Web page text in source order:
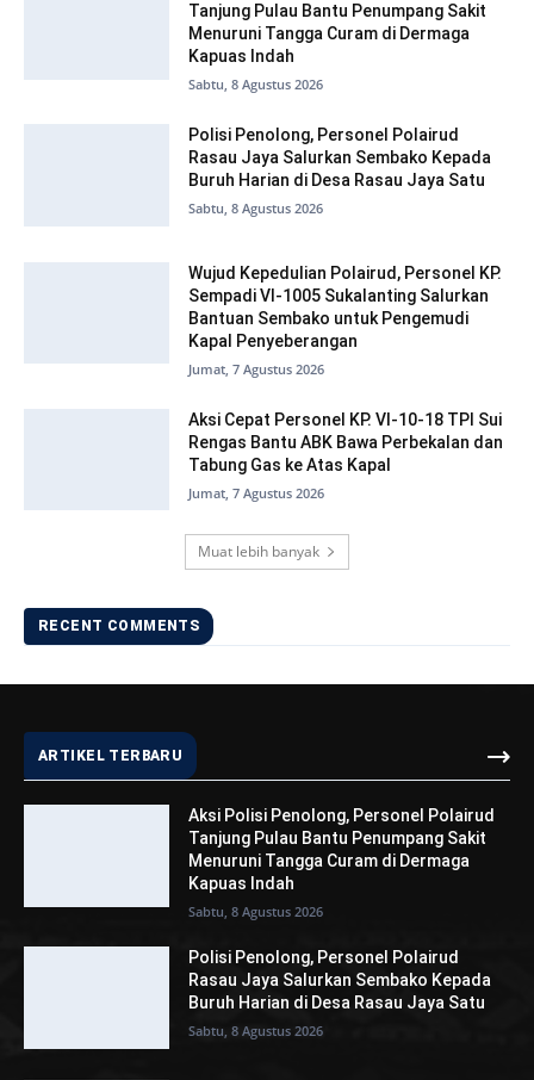
Tanjung Pulau Bantu Penumpang Sakit
Menuruni Tangga Curam di Dermaga
Kapuas Indah
Sabtu, 8 Agustus 2026
Polisi Penolong, Personel Polairud
Rasau Jaya Salurkan Sembako Kepada
Buruh Harian di Desa Rasau Jaya Satu
Sabtu, 8 Agustus 2026
Wujud Kepedulian Polairud, Personel KP.
Sempadi VI-1005 Sukalanting Salurkan
Bantuan Sembako untuk Pengemudi
Kapal Penyeberangan
Jumat, 7 Agustus 2026
Aksi Cepat Personel KP. VI-10-18 TPI Sui
Rengas Bantu ABK Bawa Perbekalan dan
Tabung Gas ke Atas Kapal
Jumat, 7 Agustus 2026
Muat lebih banyak
RECENT COMMENTS
ARTIKEL TERBARU
Aksi Polisi Penolong, Personel Polairud
Tanjung Pulau Bantu Penumpang Sakit
Menuruni Tangga Curam di Dermaga
Kapuas Indah
Sabtu, 8 Agustus 2026
Polisi Penolong, Personel Polairud
Rasau Jaya Salurkan Sembako Kepada
Buruh Harian di Desa Rasau Jaya Satu
Sabtu, 8 Agustus 2026